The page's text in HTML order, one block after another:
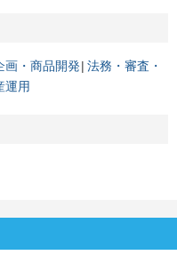
画・商品開発 法務・審査・
運用